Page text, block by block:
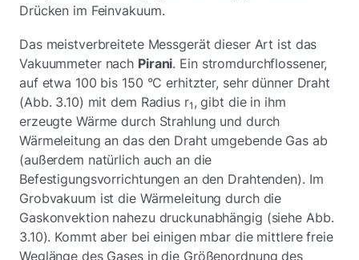
Drücken im Feinvakuum.
Das meistverbreitete Messgerät dieser Art ist das
Vakuummeter nach Pirani. Ein stromdurchflossener,
auf etwa 100 bis 150 °C erhitzter, sehr dünner Draht
(Abb. 3.10) mit dem Radius r1 , gibt die in ihm
erzeugte Wärme durch Strahlung und durch
Wärmeleitung an das den Draht umgebende Gas ab
(außerdem natürlich auch an die
Befestigungsvorrichtungen an den Drahtenden). Im
Grobvakuum ist die Wärmeleitung durch die
Gaskonvektion nahezu druckunabhängig (siehe Abb.
3.10). Kommt aber bei einigen mbar die mittlere freie
Weglänge des Gases in die Größenordnung des